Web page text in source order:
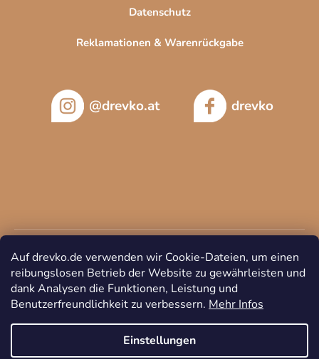
Auf drevko.de verwenden wir Cookie-Dateien, um einen
reibungslosen Betrieb der Website zu gewährleisten und
dank Analysen die Funktionen, Leistung und
Benutzerfreundlichkeit zu verbessern. Mehr Infos
Einstellungen
Datenschutz
Reklamationen & Warenrückgabe
@drevko.at drevko
Copyright 2026DREVKO. Alle Rechte vorbehalten.